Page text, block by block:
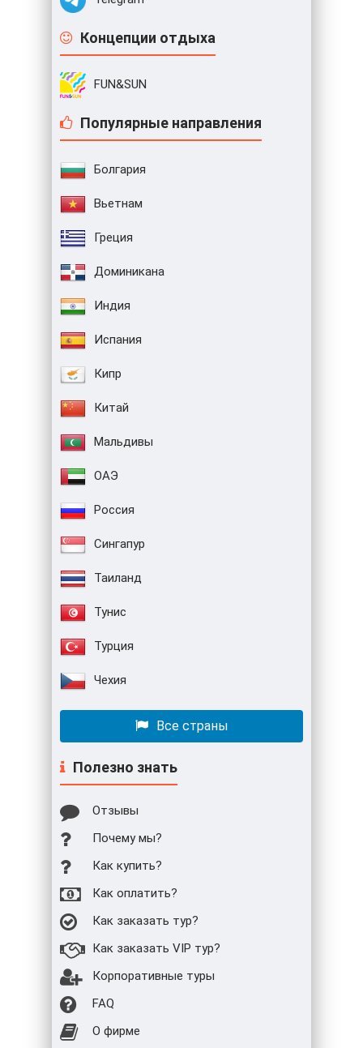
Концепции отдыха
FUN&SUN
Популярные направления
Болгария
Вьетнам
Греция
Доминикана
Индия
Испания
Кипр
Китай
Мальдивы
ОАЭ
Россия
Сингапур
Таиланд
Тунис
Турция
Чехия
Все страны
Полезно знать
Отзывы
Почему мы?
Как купить?
Как оплатить?
Как заказать тур?
Как заказать VIP тур?
Корпоративные туры
FAQ
О фирме